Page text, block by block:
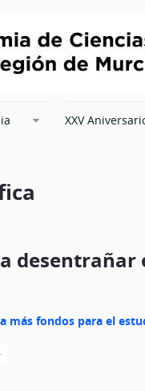
XXV
más fondos para el